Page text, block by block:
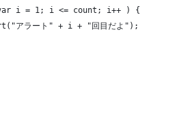
i = 1; i <= count; i++ ) {
アラート" + i + "回目だよ");